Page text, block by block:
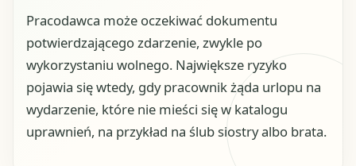
Pracodawca może oczekiwać dokumentu
potwierdzającego zdarzenie, zwykle po
wykorzystaniu wolnego. Największe ryzyko
pojawia się wtedy, gdy pracownik żąda urlopu na
wydarzenie, które nie mieści się w katalogu
uprawnień, na przykład na ślub siostry albo brata.